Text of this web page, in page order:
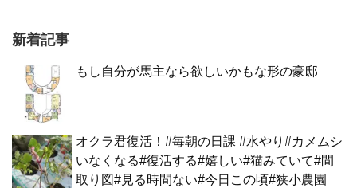
新着記事
もし自分が馬主なら欲しいかもな形の豪邸
オクラ君復活！#毎朝の日課 #水やり#カメムシ
いなくなる#復活する#嬉しい#猫みていて#間
取り図#見る時間ない#今日この頃#狭小農園